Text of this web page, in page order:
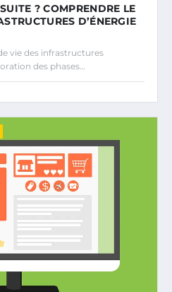
? COMPRENDRE LE
D’ÉNERGIE
vie des infrastructures
des phases…